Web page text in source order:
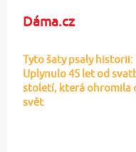
Dáma.cz
Tyto šaty psaly historii:
Uplynulo 45 let od
století, která ohromila
svět